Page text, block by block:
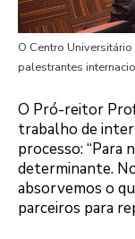
O Centro
palestrantes
O Pró-reitor
trabalho de
processo: “Para
determinante.
absorvemos o
parceiros para